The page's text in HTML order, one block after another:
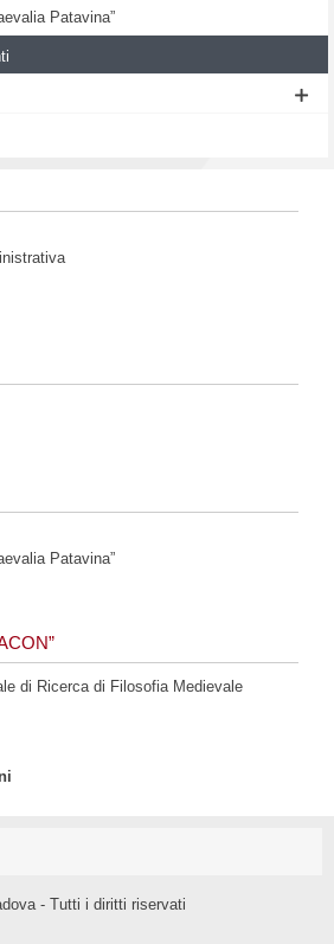
Patavina”
Patavina”
di Ricerca di Filosofia Medievale
- Tutti i diritti riservati